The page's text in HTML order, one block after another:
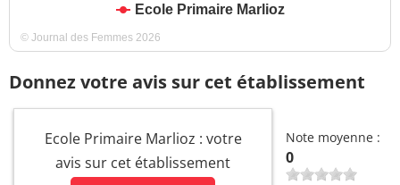
Ecole Primaire Marlioz
© Journal des Femmes 2026
Donnez votre avis sur cet établissement
Ecole Primaire Marlioz : votre
avis sur cet établissement
Note moyenne :
0